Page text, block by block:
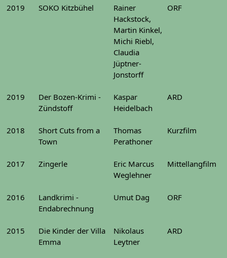
2019 SOKO Kitzbühel
Rainer
Hackstock,
Martin Kinkel,
Michi Riebl,
Claudia
Jüptner-
Jonstorff
ORF
2019
Der Bozen-Krimi -
Zündstoff
Kaspar
Heidelbach
ARD
2018
Short Cuts from a
Town
Thomas
Perathoner
Kurzfilm
2017 Zingerle
Eric Marcus
Weglehner
Mittellangfilm
2016
Landkrimi -
Endabrechnung
Umut Dag ORF
2015
Die Kinder der Villa
Emma
Nikolaus
Leytner
ARD